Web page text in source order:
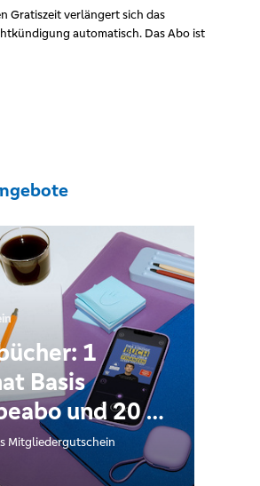
Gratiszeit verlängert sich das
automatisch. Das Abo ist
1
Basis
und 20 %
ersten 12
Mitgliedergutschein